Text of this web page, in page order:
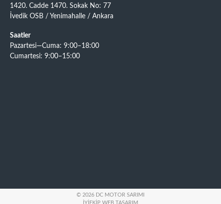
1420. Cadde 1470. Sokak No: 77
İvedik OSB / Yenimahalle / Ankara
Saatler
Pazartesi—Cuma: 9:00–18:00
Cumartesi: 9:00–15:00
© 2026 DC MOTOR SARIMI
İYIEKIP WEB TASARIM